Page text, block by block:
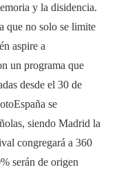
y la disidencia.
que no solo se limite
aspire a
un programa que
desde el 30 de
se
siendo Madrid la
congregará a 360
serán de origen